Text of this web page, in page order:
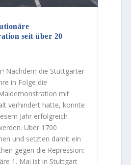
seit über 20
Nachdem die Stuttgarter
in Folge die
mit
verhindert hatte, konnte
Jahr erfolgreich
Über 1700
und setzten damit ein
gegen die Repression:
1. Mai ist in Stuttgart